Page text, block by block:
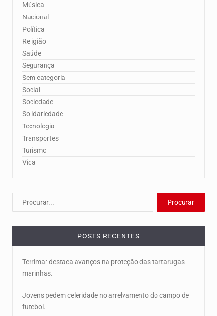
Música
Nacional
Política
Religião
Saúde
Segurança
Sem categoria
Social
Sociedade
Solidariedade
Tecnologia
Transportes
Turismo
Vida
POSTS RECENTES
Terrimar destaca avanços na proteção das tartarugas
marinhas.
Jovens pedem celeridade no arrelvamento do campo de
futebol.